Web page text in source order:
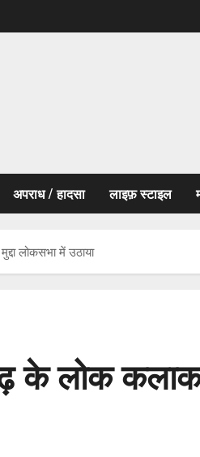
अपराध / हादसा लाइफ़ स्टाइल
लोकसभा में उठाया
के लोक